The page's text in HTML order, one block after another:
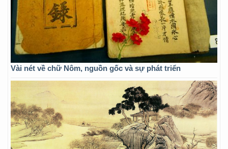
Vài nét về chữ Nôm, nguồn gốc và sự phát triển